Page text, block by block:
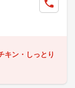
キン・しっとり